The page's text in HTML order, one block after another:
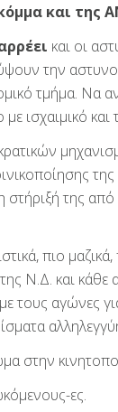
και της
και οι
την
τμήμα. Να
ισχαιμικό
της
στήριξή της
πιο
Ν.Δ. και κάθε
με τους αγώνες
στην
ες.